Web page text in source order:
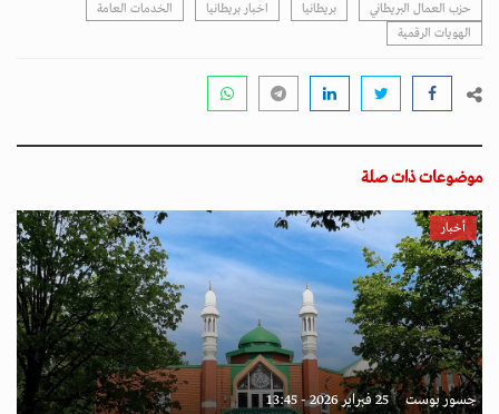
حزب العمال البريطاني بريطانيا اخبار بريطانيا
الخدمات العامة
الهويات الرقمية
موضوعات ذات صلة
أخبار
جسور بوست 25 فبراير 2026 - 13:45